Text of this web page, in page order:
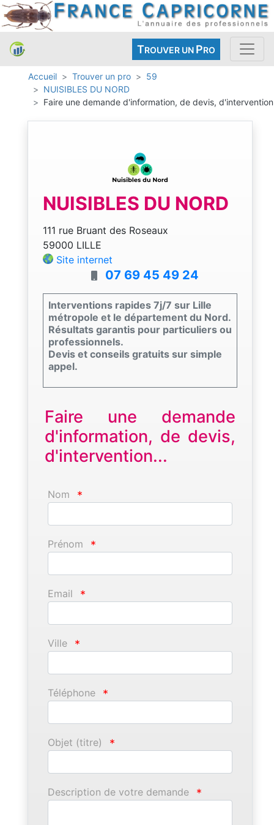
TROUVER UN PRO
Accueil Trouver un pro
59
NUISIBLES DU NORD
Faire une demande d'information, de devis, d'intervention
NUISIBLES DU NORD
111 rue Bruant des Roseaux
59000 LILLE
Site internet
07 69 45 49 24
Interventions rapides 7j/7 sur Lille
métropole et le département du Nord.
Résultats garantis pour particuliers ou
professionnels.
Devis et conseils gratuits sur simple
appel.
Faire une demande
d'information, de devis,
d'intervention...
Nom *
Prénom *
Email *
Ville *
Téléphone *
Objet (titre) *
Description de votre demande *